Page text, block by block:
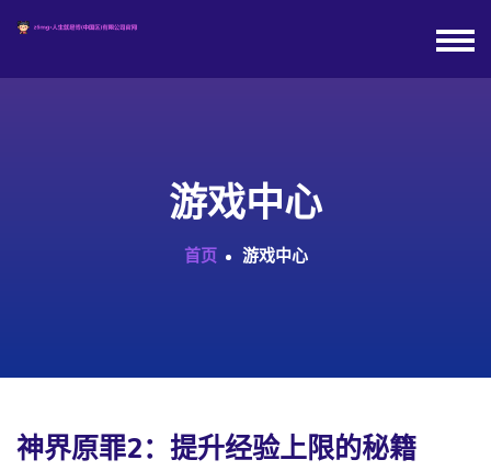
游戏中心
首页 游戏中心
神界原罪2：提升经验上限的秘籍